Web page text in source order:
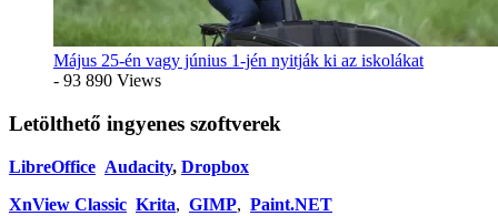
Május 25-én vagy június 1-jén nyitják ki az iskolákat
- 93 890 Views
Letölthető ingyenes szoftverek
LibreOffice Audacity, Dropbox
XnView Classic Krita, GIMP, Paint.NET